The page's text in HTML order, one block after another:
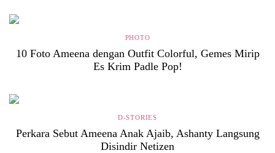
PHOTO
10 Foto Ameena dengan Outfit Colorful, Gemes Mirip
Es Krim Padle Pop!
D-STORIES
Perkara Sebut Ameena Anak Ajaib, Ashanty Langsung
Disindir Netizen